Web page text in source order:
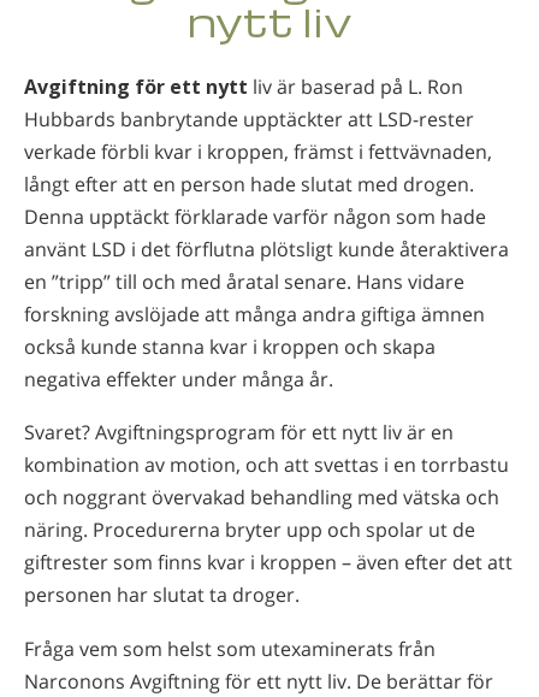
Ryska
Svenska
Kinesiska
Arabiska
Nepali
Ukrainska
Kroatiska
Alla regioner/språk
nytt liv
Avgiftning för ett nytt liv är baserad på L. Ron
Hubbards banbrytande upptäckter att LSD-rester
verkade förbli kvar i kroppen, främst i fettvävnaden,
långt efter att en person hade slutat med drogen.
Denna upptäckt förklarade varför någon som hade
använt LSD i det förflutna plötsligt kunde återaktivera
en ”tripp” till och med åratal senare. Hans vidare
forskning avslöjade att många andra giftiga ämnen
också kunde stanna kvar i kroppen och skapa
negativa effekter under många år.
Svaret? Avgiftningsprogram för ett nytt liv är en
kombination av motion, och att svettas i en torrbastu
och noggrant övervakad behandling med vätska och
näring. Procedurerna bryter upp och spolar ut de
giftrester som finns kvar i kroppen – även efter det att
personen har slutat ta droger.
Fråga vem som helst som utexaminerats från
Narconons Avgiftning för ett nytt liv. De berättar för